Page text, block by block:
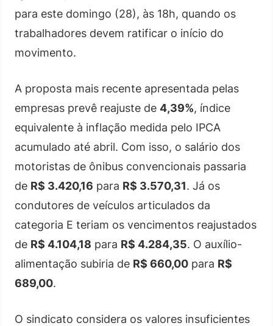
para este domingo (28), às 18h, quando os
trabalhadores devem ratificar o início do
movimento.
A proposta mais recente apresentada pelas
empresas prevê reajuste de 4,39%, índice
equivalente à inflação medida pelo IPCA
acumulado até abril. Com isso, o salário dos
motoristas de ônibus convencionais passaria
de R$ 3.420,16 para R$ 3.570,31. Já os
condutores de veículos articulados da
categoria E teriam os vencimentos reajustados
de R$ 4.104,18 para R$ 4.284,35. O auxílio-
alimentação subiria de R$ 660,00 para R$
689,00.
O sindicato considera os valores insuficientes